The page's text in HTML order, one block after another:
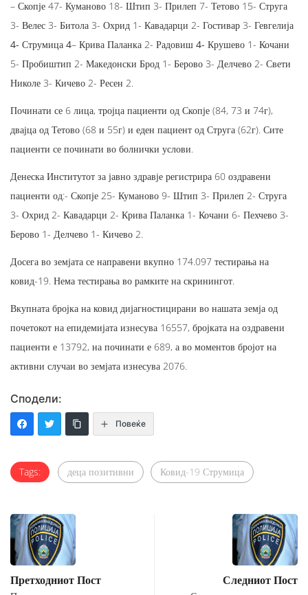
– Скопје 47- Куманово 18- Штип 3- Прилеп 7- Тетово 15- Струга
3- Велес 3- Битола 3- Охрид 1- Кавадарци 2- Гостивар 3- Гевгелија
4- Струмица 4– Крива Паланка 2- Радовиш 4- Крушево 1- Кочани
5- Пробиштип 2- Македонски Брод 1- Берово 3- Делчево 2- Свети
Николе 3- Кичево 2- Ресен 2.
Починати се 6 лица, тројца пациенти од Скопје (84, 73 и 74г),
двајца од Тетово (68 и 55г) и еден пациент од Струга (62г). Сите
пациенти се починати во болнички услови.
Денеска Институтот за јавно здравје регистрира 60 оздравени
пациенти од:- Скопје 25- Куманово 9- Штип 3- Прилеп 2- Струга
3- Охрид 2- Кавадарци 2- Крива Паланка 1- Кочани 6- Пехчево 3-
Берово 1- Делчево 1- Кичево 2.
Досега во земјата се направени вкупно 174.097 тестирања на
ковид-19. Нема тестирања во рамките на скринингот.
Вкупната бројка на ковид дијагностицирани во нашата земја од
почетокот на епидемијата изнесува 16557, бројката на оздравени
пациенти е 13792, на починати е 689, а во моментов бројот на
активни случаи во земјата изнесува 2076.
Сподели:
Повеќе
Tags: деца позитивни Ковид-19 Струмица
Претходниот Пост Следниот Пост